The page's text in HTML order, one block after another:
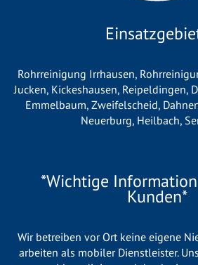
Rohrreinigung Irrhausen,
Jucken, Kickeshausen, Reipeldingen,
Emmelbaum, Zweifelscheid,
Neuerburg, Heilbach,
*Wichtige
Kunden*
Wir betreiben vor Ort keine eigene
arbeiten als mobiler Dienstleister.